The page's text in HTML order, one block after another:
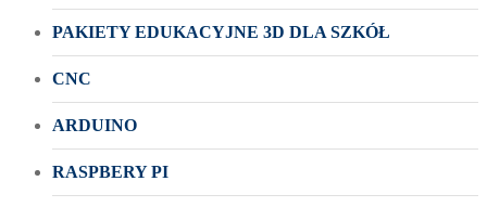
PAKIETY EDUKACYJNE 3D DLA SZKÓŁ
CNC
ARDUINO
RASPBERY PI